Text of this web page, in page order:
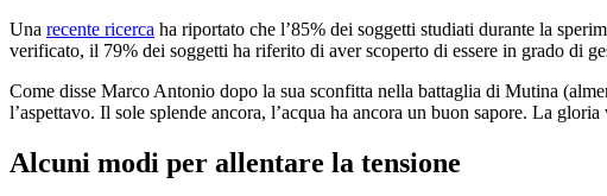
Una recente ricerca ha riportato che l’85% dei soggetti studiati durante la
verificato, il 79% dei soggetti ha riferito di aver scoperto di essere in grado di
Come disse Marco Antonio dopo la sua sconfitta nella battaglia di Mutina
l’aspettavo. Il sole splende ancora, l’acqua ha ancora un buon sapore. La
Alcuni modi per allentare la tensione